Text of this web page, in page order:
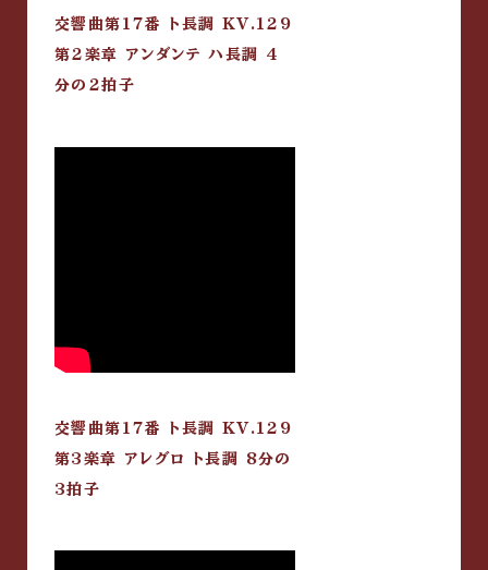
交響曲第17番 ト長調 KV.129
第2楽章 アンダンテ ハ長調 4
分の2拍子
交響曲第17番 ト長調 KV.129
第3楽章 アレグロ ト長調 8分の
3拍子